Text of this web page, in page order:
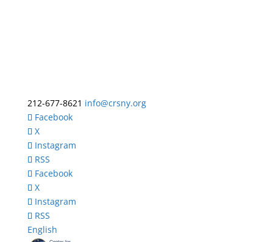
212-677-8621 info@crsny.org
Facebook
X
Instagram
RSS
Facebook
X
Instagram
RSS
English